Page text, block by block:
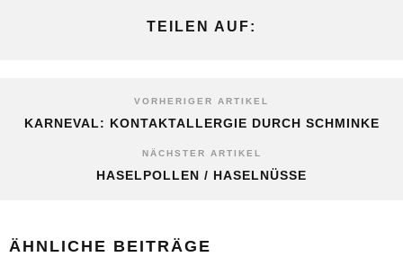
TEILEN AUF:
VORHERIGER ARTIKEL
KARNEVAL: KONTAKTALLERGIE DURCH SCHMINKE
NÄCHSTER ARTIKEL
HASELPOLLEN / HASELNÜSSE
ÄHNLICHE BEITRÄGE